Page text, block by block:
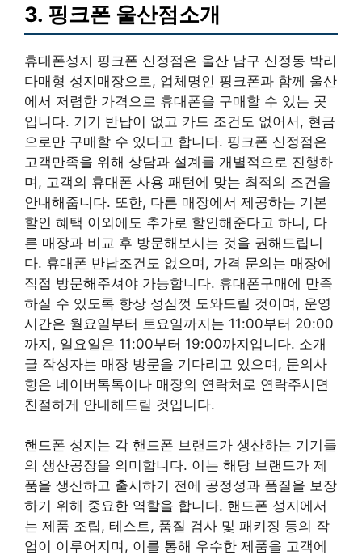
3. 핑크폰 울산점소개
휴대폰성지 핑크폰 신정점은 울산 남구 신정동 박리
다매형 성지매장으로, 업체명인 핑크폰과 함께 울산
에서 저렴한 가격으로 휴대폰을 구매할 수 있는 곳
입니다. 기기 반납이 없고 카드 조건도 없어서, 현금
으로만 구매할 수 있다고 합니다. 핑크폰 신정점은
고객만족을 위해 상담과 설계를 개별적으로 진행하
며, 고객의 휴대폰 사용 패턴에 맞는 최적의 조건을
안내해줍니다. 또한, 다른 매장에서 제공하는 기본
할인 혜택 이외에도 추가로 할인해준다고 하니, 다
른 매장과 비교 후 방문해보시는 것을 권해드립니
다. 휴대폰 반납조건도 없으며, 가격 문의는 매장에
직접 방문해주셔야 가능합니다. 휴대폰구매에 만족
하실 수 있도록 항상 성심껏 도와드릴 것이며, 운영
시간은 월요일부터 토요일까지는 11:00부터 20:00
까지, 일요일은 11:00부터 19:00까지입니다. 소개
글 작성자는 매장 방문을 기다리고 있으며, 문의사
항은 네이버톡톡이나 매장의 연락처로 연락주시면
친절하게 안내해드릴 것입니다.
핸드폰 성지는 각 핸드폰 브랜드가 생산하는 기기들
의 생산공장을 의미합니다. 이는 해당 브랜드가 제
품을 생산하고 출시하기 전에 공정성과 품질을 보장
하기 위해 중요한 역할을 합니다. 핸드폰 성지에서
는 제품 조립, 테스트, 품질 검사 및 패키징 등의 작
업이 이루어지며, 이를 통해 우수한 제품을 고객에